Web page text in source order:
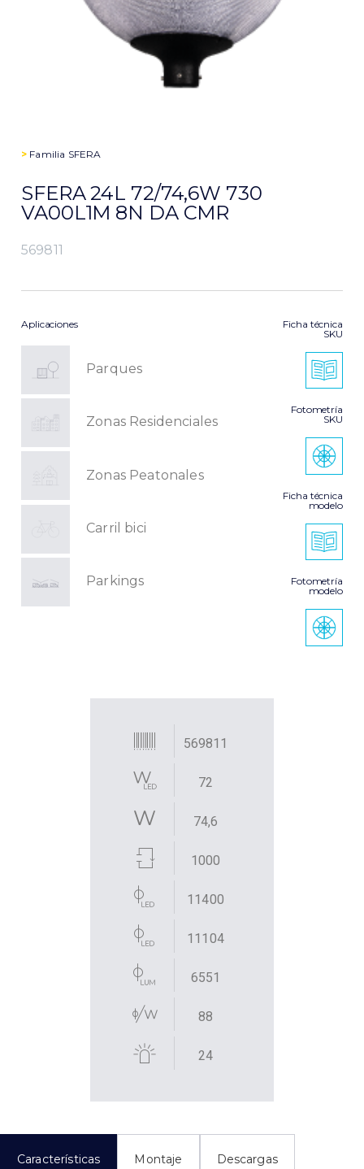
> Familia SFERA
SFERA 24L 72/74,6W 730
VA00L1M 8N DA CMR
569811
Aplicaciones
Parques
Zonas Residenciales
Zonas Peatonales
Carril bici
Parkings
Ficha técnica
SKU
Fotometría
SKU
Ficha técnica
modelo
Fotometría
modelo
569811
72
74,6
1000
11400
11104
6551
88
24
Características Montaje Descargas